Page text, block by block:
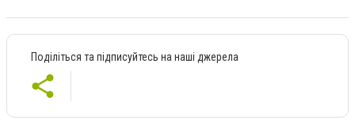
Поділіться та підписуйтесь на наші джерела